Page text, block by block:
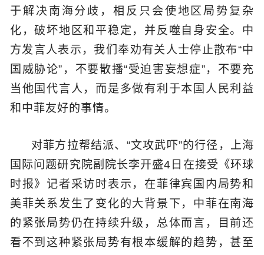
于解决南海分歧，相反只会使地区局势复杂
化，破坏地区和平稳定，并反噬自身安全。中
方发言人表示，我们奉劝有关人士停止散布“中
国威胁论”，不要散播“受迫害妄想症”，不要充
当他国代言人，而是多做有利于本国人民利益
和中菲友好的事情。
对菲方拉帮结派、“文攻武吓”的行径，上海
国际问题研究院副院长李开盛4日在接受《环球
时报》记者采访时表示，在菲律宾国内局势和
美菲关系发生了变化的大背景下，中菲在南海
的紧张局势仍在持续升级，总体而言，目前还
看不到这种紧张局势有根本缓解的趋势，甚至